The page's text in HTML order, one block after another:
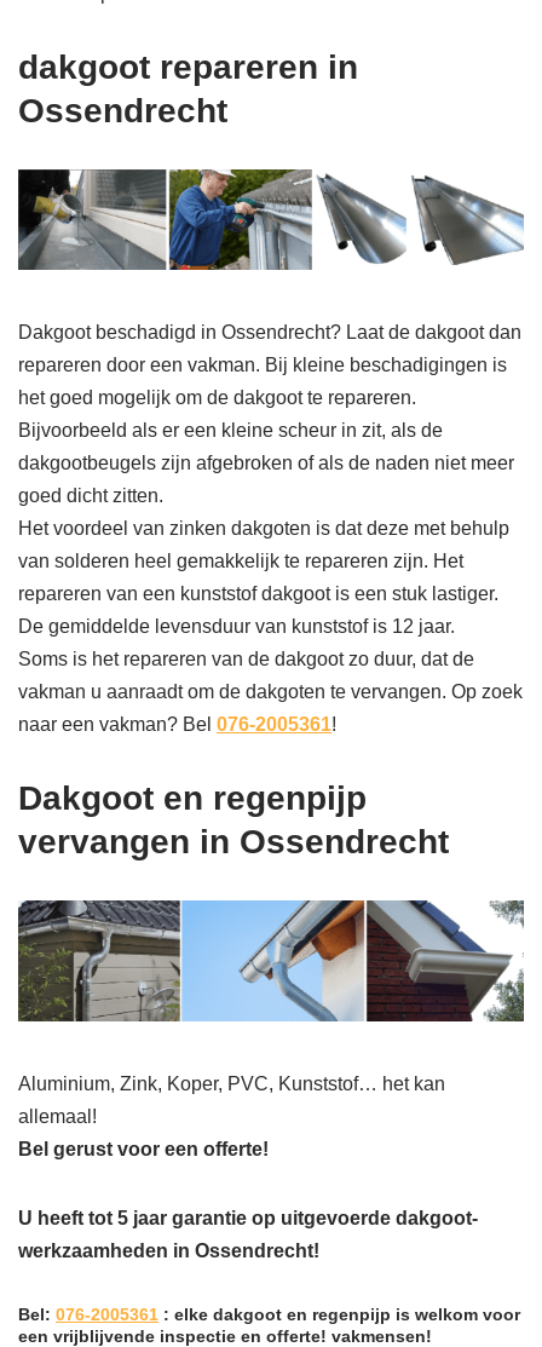
dakgoot repareren in
Ossendrecht
Dakgoot beschadigd in Ossendrecht? Laat de dakgoot dan
repareren door een vakman. Bij kleine beschadigingen is
het goed mogelijk om de dakgoot te repareren.
Bijvoorbeeld als er een kleine scheur in zit, als de
dakgootbeugels zijn afgebroken of als de naden niet meer
goed dicht zitten.
Het voordeel van zinken dakgoten is dat deze met behulp
van solderen heel gemakkelijk te repareren zijn. Het
repareren van een kunststof dakgoot is een stuk lastiger.
De gemiddelde levensduur van kunststof is 12 jaar.
Soms is het repareren van de dakgoot zo duur, dat de
vakman u aanraadt om de dakgoten te vervangen. Op zoek
naar een vakman? Bel 076-2005361!
Dakgoot en regenpijp
vervangen in Ossendrecht
Aluminium, Zink, Koper, PVC, Kunststof… het kan
allemaal!
Bel gerust voor een offerte!
U heeft tot 5 jaar garantie op uitgevoerde dakgoot-
werkzaamheden in Ossendrecht!
Bel: 076-2005361 : elke dakgoot en regenpijp is welkom voor
een vrijblijvende inspectie en offerte! vakmensen!